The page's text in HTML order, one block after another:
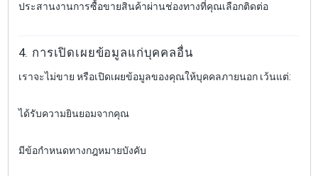
ประสานงานการซื้อขายสินค้าผ่านช่องทางที่คุณเลือกติดต่อ
4. การเปิดเผยข้อมูลแก่บุคคลอื่น
เราจะไม่ขาย หรือเปิดเผยข้อมูลของคุณให้บุคคลภายนอก เว้นแต่:
ได้รับความยินยอมจากคุณ
มีข้อกำหนดทางกฎหมายบังคับ